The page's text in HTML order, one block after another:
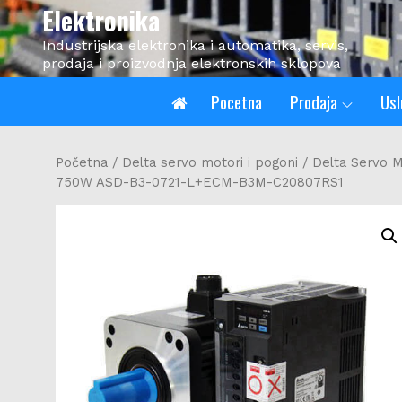
Skip
to
content
Elektronika
Industrijska elektronika i automatika, servis,
prodaja i proizvodnja elektronskih sklopova
Pocetna Prodaja
Početna / Delta servo motori i pogoni / Delta Servo
750W ASD-B3-0721-L+ECM-B3M-C20807RS1